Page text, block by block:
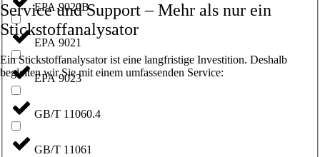
EPA 9020B
EPA 9021
EPA 9023
GB/T 11060.4
GB/T 11061
Service und Support – Mehr als nur ein
Stickstoffanalysator
Ein Stickstoffanalysator ist eine langfristige Investition. Deshalb
begleiten wir Sie mit einem umfassenden Service: